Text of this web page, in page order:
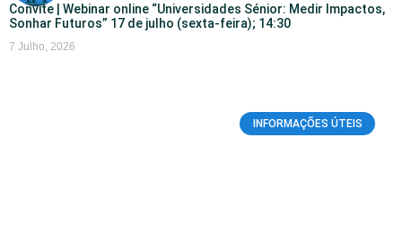
Convite | Webinar online “Universidades Sénior: Medir Impactos,
Sonhar Futuros” 17 de julho (sexta-feira); 14:30
7 Julho, 2026
INFORMAÇÕES ÚTEIS